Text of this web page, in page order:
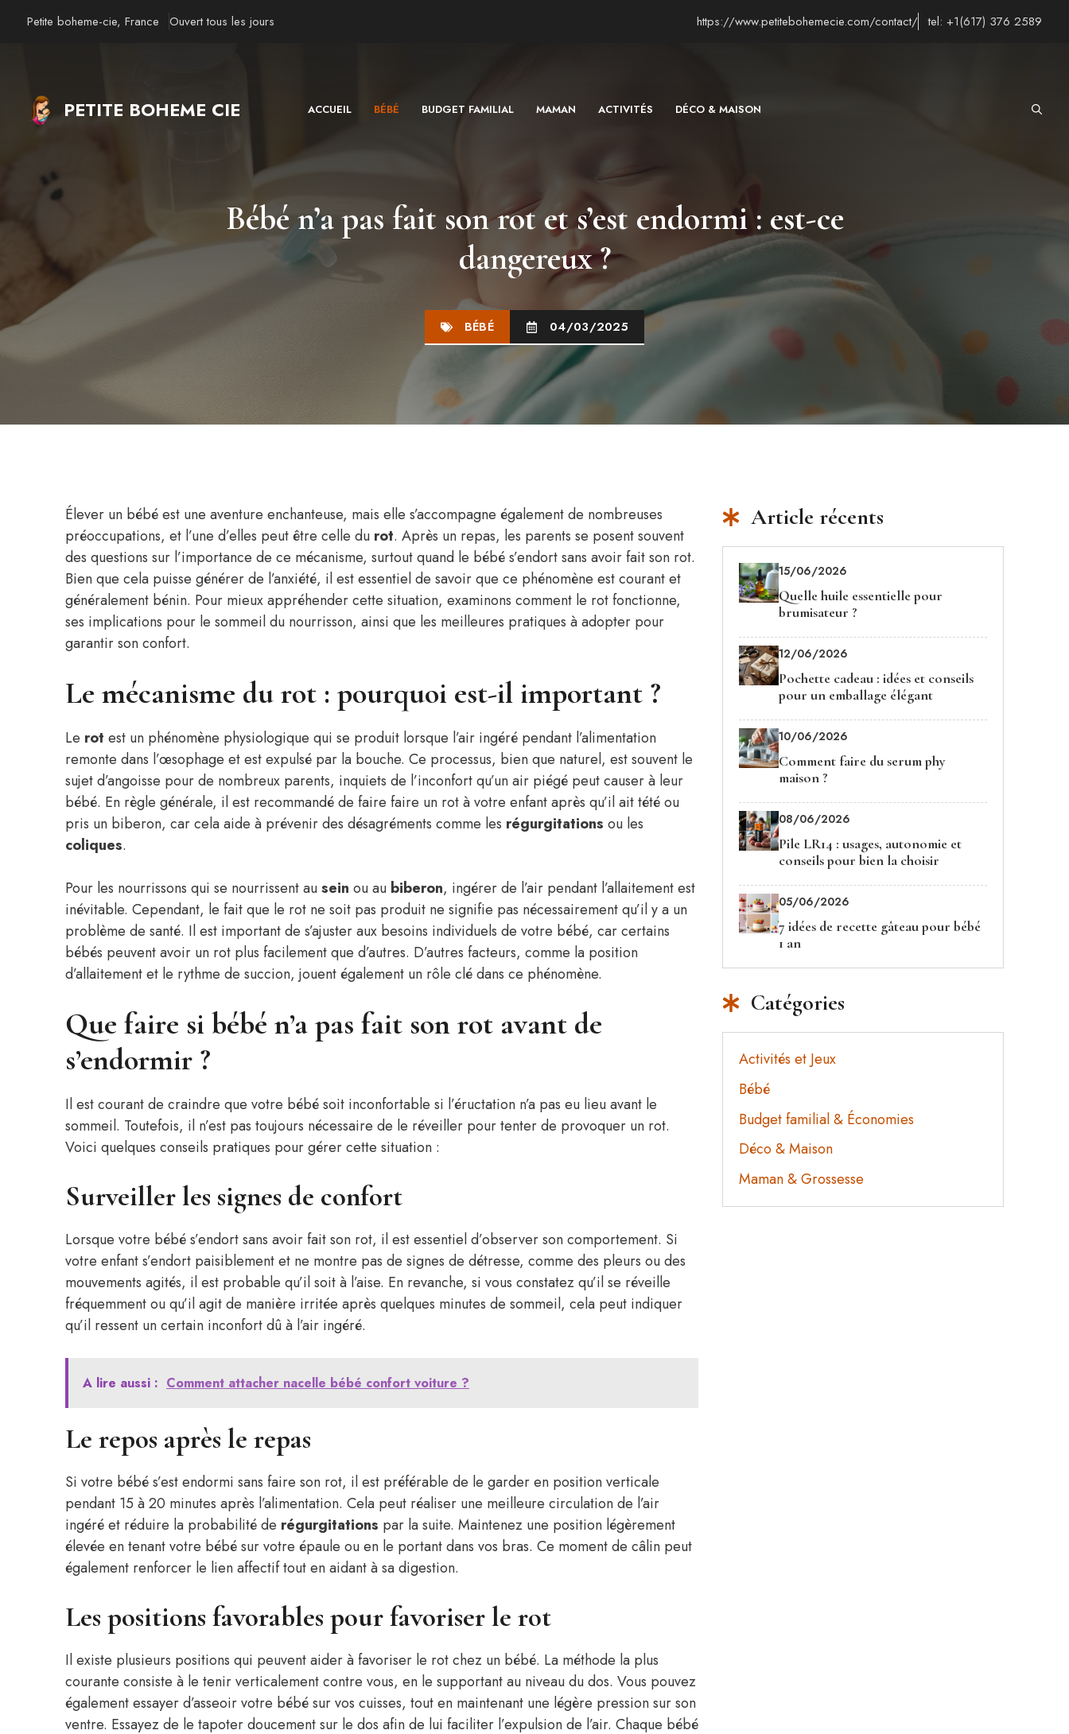
Petite boheme-cie, France Ouvert tous les jours https://www.petitebohemecie.com/contact/ tel: +1(617) 376 2589
PETITE BOHEME CIE ACCUEIL BÉBÉ BUDGET FAMILIAL MAMAN ACTIVITÉS DÉCO & MAISON
Bébé n’a pas fait son rot et s’est endormi : est-ce
dangereux ?
BÉBÉ 04/03/2025
Élever un bébé est une aventure enchanteuse, mais elle s’accompagne également de nombreuses
préoccupations, et l’une d’elles peut être celle du rot. Après un repas, les parents se posent souvent
des questions sur l’importance de ce mécanisme, surtout quand le bébé s’endort sans avoir fait son rot.
Bien que cela puisse générer de l’anxiété, il est essentiel de savoir que ce phénomène est courant et
généralement bénin. Pour mieux appréhender cette situation, examinons comment le rot fonctionne,
ses implications pour le sommeil du nourrisson, ainsi que les meilleures pratiques à adopter pour
garantir son confort.
Le mécanisme du rot : pourquoi est-il important ?
Le rot est un phénomène physiologique qui se produit lorsque l’air ingéré pendant l’alimentation
remonte dans l’œsophage et est expulsé par la bouche. Ce processus, bien que naturel, est souvent le
sujet d’angoisse pour de nombreux parents, inquiets de l’inconfort qu’un air piégé peut causer à leur
bébé. En règle générale, il est recommandé de faire faire un rot à votre enfant après qu’il ait tété ou
pris un biberon, car cela aide à prévenir des désagréments comme les régurgitations ou les
coliques.
Pour les nourrissons qui se nourrissent ausein ou au biberon, ingérer de l’air pendant l’allaitement est
inévitable. Cependant, le fait que le rot ne soit pas produit ne signifie pas nécessairement qu’il y a un
problème de santé. Il est important de s’ajuster aux besoins individuels de votre bébé, car certains
bébés peuvent avoir un rot plus facilement que d’autres. D’autres facteurs, comme la position
d’allaitement et le rythme de succion, jouent également un rôle clé dans ce phénomène.
Que faire si bébé n’a pas fait son rot avant de
s’endormir ?
Il est courant de craindre que votre bébé soit inconfortable si l’éructation n’a pas eu lieu avant le
sommeil. Toutefois, il n’est pas toujours nécessaire de le réveiller pour tenter de provoquer un rot.
Voici quelques conseils pratiques pour gérer cette situation :
Surveiller les signes de confort
Lorsque votre bébé s’endort sans avoir fait son rot, il est essentiel d’observer son comportement. Si
votre enfant s’endort paisiblement et ne montre pas de signes de détresse, comme des pleurs ou des
mouvements agités, il est probable qu’il soit à l’aise. En revanche, si vous constatez qu’il se réveille
fréquemment ou qu’il agit de manière irritée après quelques minutes de sommeil, cela peut indiquer
qu’il ressent un certain inconfort dû à l’air ingéré.
A lire aussi : Comment attacher nacelle bébé confort voiture ?
Le repos après le repas
Si votre bébé s’est endormi sans faire son rot, il est préférable de le garder en position verticale
pendant 15 à 20 minutes après l’alimentation. Cela peut réaliser une meilleure circulation de l’air
ingéré et réduire la probabilité de régurgitations par la suite. Maintenez une position légèrement
élevée en tenant votre bébé sur votre épaule ou en le portant dans vos bras. Ce moment de câlin peut
également renforcer le lien affectif tout en aidant à sa digestion.
Les positions favorables pour favoriser le rot
Il existe plusieurs positions qui peuvent aider à favoriser le rot chez un bébé. La méthode la plus
courante consiste à le tenir verticalement contre vous, en le supportant au niveau du dos. Vous pouvez
également essayer d’asseoir votre bébé sur vos cuisses, tout en maintenant une légère pression sur son
ventre. Essayez de le tapoter doucement sur le dos afin de lui faciliter l’expulsion de l’air. Chaque bébé
Article récents
15/06/2026
Quelle huile essentielle pour
brumisateur ?
12/06/2026
Pochette cadeau : idées et conseils
pour un emballage élégant
10/06/2026
Comment faire du serum phy
maison ?
08/06/2026
Pile LR14 : usages, autonomie et
conseils pour bien la choisir
05/06/2026
7 idées de recette gâteau pour bébé
1 an
Catégories
Activités et Jeux
Bébé
Budget familial & Économies
Déco & Maison
Maman & Grossesse